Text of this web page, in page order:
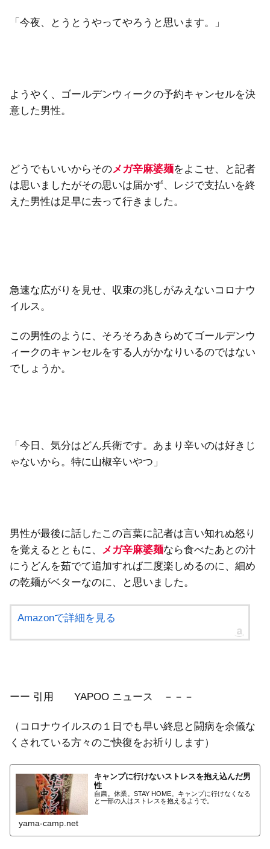
「今夜、とうとうやってやろうと思います。」
ようやく、ゴールデンウィークの予約キャンセルを決
意した男性。
どうでもいいからそのメガ辛麻婆麺をよこせ、と記者
は思いましたがその思いは届かず、レジで支払いを終
えた男性は足早に去って行きました。
急速な広がりを見せ、収束の兆しがみえないコロナウ
イルス。
この男性のように、そろそろあきらめてゴールデンウ
ィークのキャンセルをする人がかなりいるのではない
でしょうか。
「今日、気分はどん兵衛です。あまり辛いのは好きじ
ゃないから。特に山椒辛いやつ」
男性が最後に話したこの言葉に記者は言い知れぬ怒り
を覚えるとともに、 メガ辛麻婆麺なら食べたあとの汁
にうどんを茹でて追加すれば二度楽しめるのに、細め
の乾麺がベターなのに、と思いました。
Amazonで詳細を見る
ーー 引用 YAPOO ニュース －－－
（コロナウイルスの１日でも早い終息と闘病を余儀な
くされている方々のご快復をお祈りします）
キャンプに行けないストレスを抱え込んだ男
性
自粛。休業。STAY HOME。キャンプに行けなくなる
と一部の人はストレスを抱えるようで。
yama-camp.net